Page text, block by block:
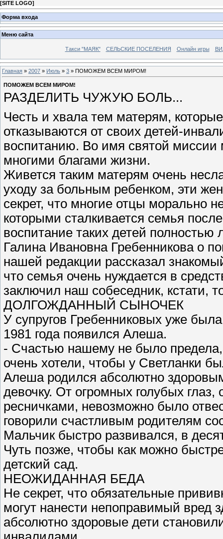
[SITE LOGO]
Форма входа
Меню сайта
Такси "МАЯК" СЕЛЬСКИЕ ПОСЕЛЕНИЯ Онлайн игры
Главная » 2007 » Июль » 3 » ПОМОЖЕМ ВСЕМ МИРОМ!
ПОМОЖЕМ ВСЕМ МИРОМ!
РАЗДЕЛИТЬ ЧУЖУЮ БОЛЬ...
Честь и хвала тем матерям,
отказываются от своих детей-
воспитанию. Во имя святой миссии
многими благами жизни.
Живется таким матерям очень
уходу за больным ребенком, эти
секрет, что многие отцы морально
которыми сталкивается семья
воспитание таких детей полностью
Галина Ивановна Гребенникова о
нашей редакции рассказал
что семья очень нуждается в
заключил наш собеседник, кстати,
ДОЛГОЖДАННЫЙ СЫНОЧЕК
У супругов Гребенниковых уже
1981 года появился Алеша.
- Счастью нашему не было
очень хотели, чтобы у Светланки
Алеша родился абсолютно
девочку. От огромных голубых
ресничками, невозможно было
говорили счастливым родителям
Мальчик быстро развивался, в
Чуть позже, чтобы как можно
детский сад.
НЕОЖИДАННАЯ БЕДА
Не секрет, что обязательные
могут нанести непоправимый вред
абсолютно здоровые дети